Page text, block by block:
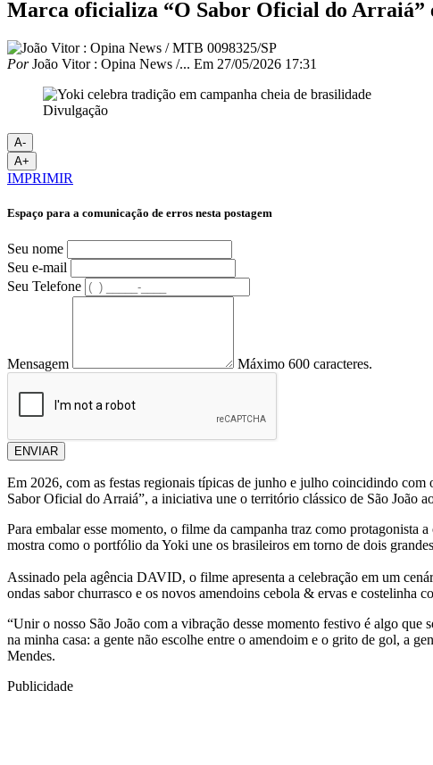
Marca oficializa “O Sabor Oficial do Arraiá”
PorJoão Vitor : Opina News /... Em 27/05/2026 17:31
Divulgação
A-
A+
IMPRIMIR
Espaço para a comunicação de erros nesta postagem
Seu nome
Seu e-mail
Seu Telefone
Mensagem Máximo 600 caracteres.
ENVIAR
Em 2026, com as festas regionais típicas de junho e julho coincidindo
Sabor Oficial do Arraiá”, a iniciativa une o território clássico de São João
Para embalar esse momento, o filme da campanha traz como protagonista
mostra como o portfólio da Yoki une os brasileiros em torno de dois
Assinado pela agência DAVID, o filme apresenta a celebração em um
ondas sabor churrasco e os novos amendoins cebola & ervas e costelinha
“Unir o nosso São João com a vibração desse momento festivo é algo
na minha casa: a gente não escolhe entre o amendoim e o grito de gol, a
Mendes.
Publicidade